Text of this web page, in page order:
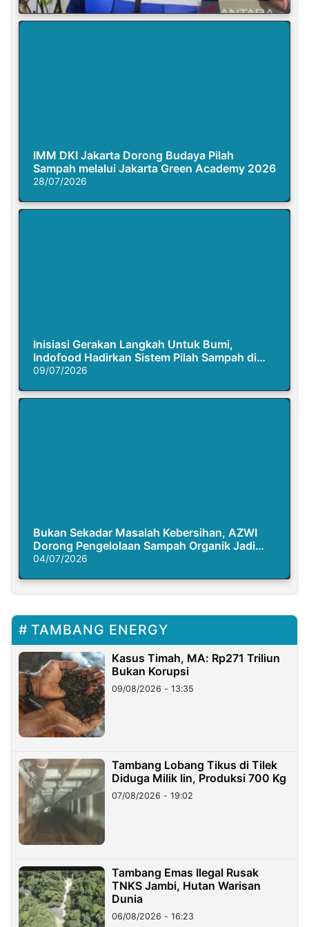
IMM DKI Jakarta Dorong Budaya Pilah
Sampah melalui Jakarta Green Academy 2026
28/07/2026
Inisiasi Gerakan Langkah Untuk Bumi,
Indofood Hadirkan Sistem Pilah Sampah di
Semasa Piknik
09/07/2026
Bukan Sekadar Masalah Kebersihan, AZWI
Dorong Pengelolaan Sampah Organik Jadi
Solusi Krisis Iklim
04/07/2026
TAMBANG ENERGY
Kasus Timah, MA: Rp271 Triliun
Bukan Korupsi
09/08/2026 - 13:35
Tambang Lobang Tikus di Tilek
Diduga Milik Iin, Produksi 700 Kg
07/08/2026 - 19:02
Tambang Emas Ilegal Rusak
TNKS Jambi, Hutan Warisan
Dunia
06/08/2026 - 16:23